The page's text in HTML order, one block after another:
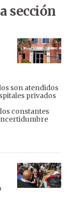
sección
son atendidos
privados
constantes